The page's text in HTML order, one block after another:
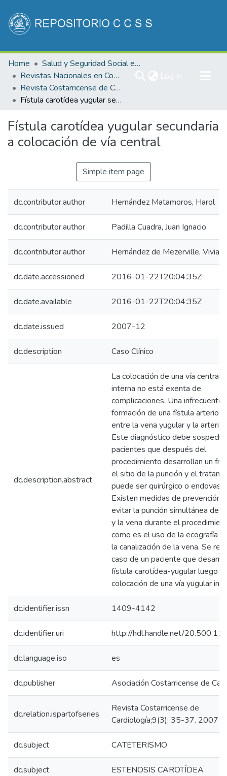
Communities & Collections
All of DSpace
Statistics
Home
Salud y Seguridad Social en Costa Rica
Revistas Nacionales en Costa Rica
Revista Costarricense de Cardiología
Fístula carotídea yugular secundaria a colocación de vía central
Fístula carotídea yugular secundaria
a colocación de vía central
Simple item page
dc.contributor.author Hernández Matamoros, Harol
dc.contributor.author Padilla Cuadra, Juan Ignacio
dc.contributor.author Hernández de Mezerville, Viviana
dc.date.accessioned 2016-01-22T20:04:35Z
dc.date.available 2016-01-22T20:04:35Z
dc.date.issued 2007-12
dc.description Caso Clínico
dc.description.abstract
La colocación de una vía central
interna no está exenta de
complicaciones. Una infrecuente
formación de una fístula arterio-
entre la vena yugular y la arteria
Este diagnóstico debe
pacientes que después del
procedimiento desarrollan un
el sitio de la punción y el
puede ser quirúrgico o
Existen medidas de prevención
evitar la punción simultánea de
y la vena durante el
como es el uso de la ecografía
la canalización de la vena. Se
caso de un paciente que
fístula carotídea-yugular luego
colocación de una vía yugular
dc.identifier.issn 1409-4142
dc.identifier.uri http://hdl.handle.net/
dc.language.iso es
dc.publisher Asociación Costarricense de
dc.relation.ispartofseries
Revista Costarricense de
Cardiología;9(3): 35-37. 2007
dc.subject CATETERISMO
dc.subject ESTENOSIS CAROTÍDEA